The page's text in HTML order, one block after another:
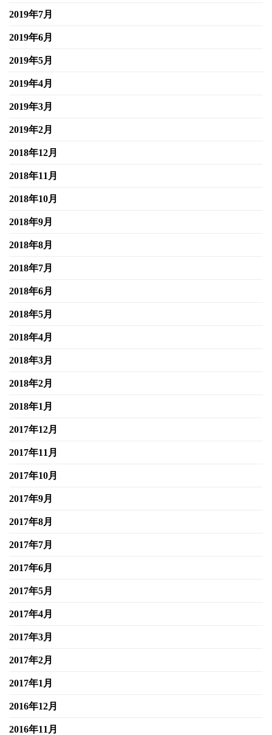
2019年7月
2019年6月
2019年5月
2019年4月
2019年3月
2019年2月
2018年12月
2018年11月
2018年10月
2018年9月
2018年8月
2018年7月
2018年6月
2018年5月
2018年4月
2018年3月
2018年2月
2018年1月
2017年12月
2017年11月
2017年10月
2017年9月
2017年8月
2017年7月
2017年6月
2017年5月
2017年4月
2017年3月
2017年2月
2017年1月
2016年12月
2016年11月